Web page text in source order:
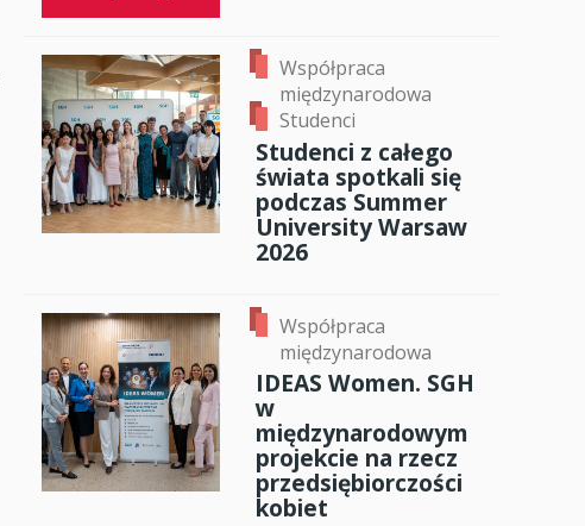
Współpraca
międzynarodowa
Studenci
Studenci z całego
świata spotkali się
podczas Summer
University Warsaw
2026
Współpraca
międzynarodowa
IDEAS Women. SGH
w
międzynarodowym
projekcie na rzecz
przedsiębiorczości
kobiet